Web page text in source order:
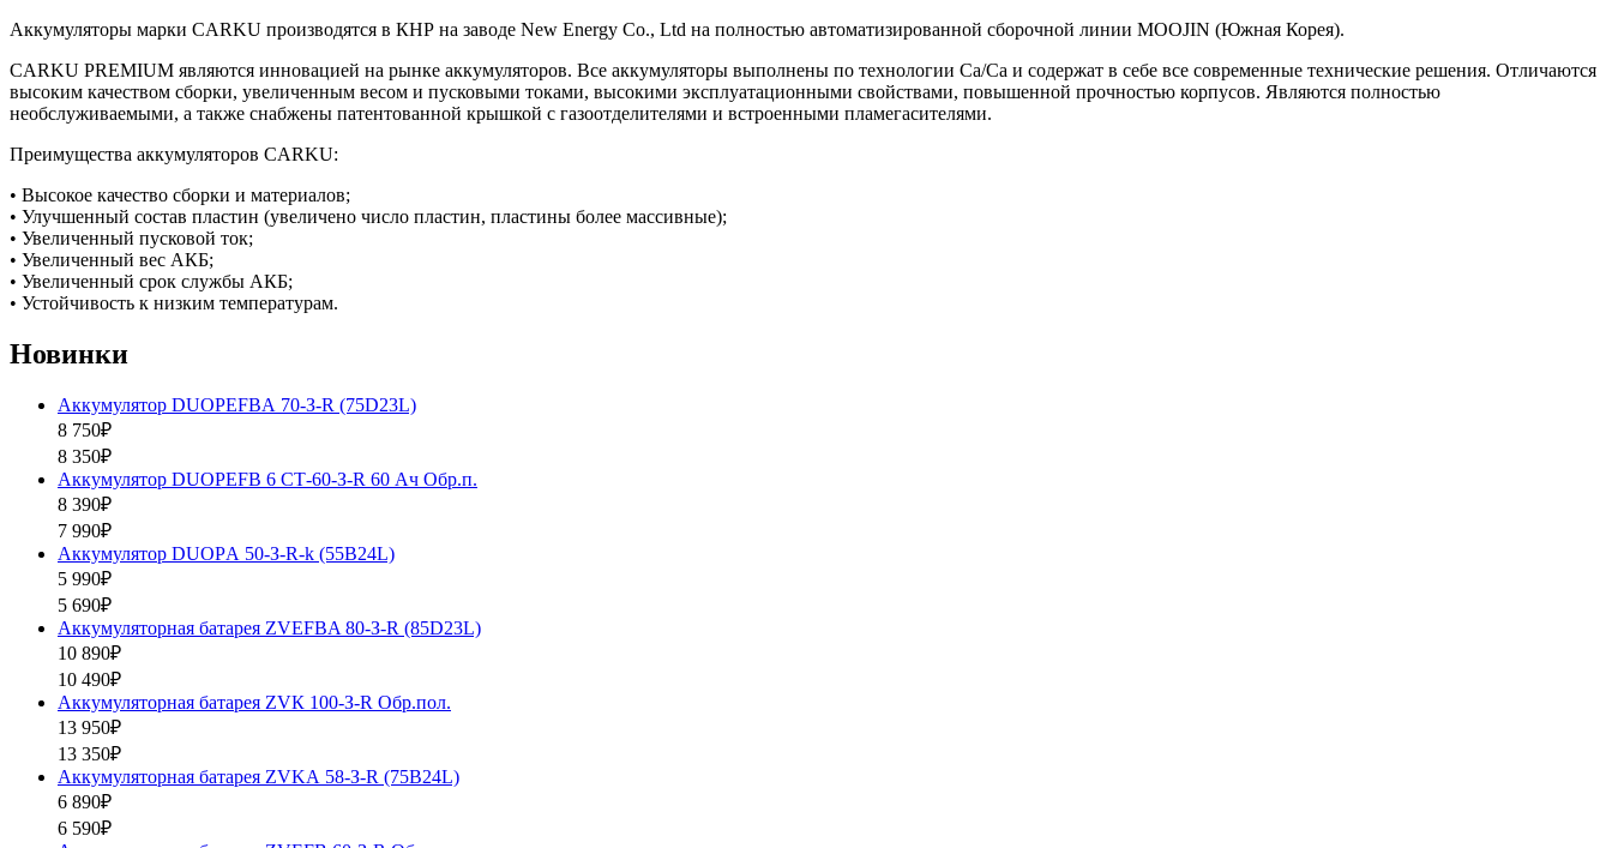
Аккумуляторы марки CARKU производятся в КНР на заводе New Energy Co., Ltd на полностью автоматизированной сборочной линии MOOJIN (Южная Корея).
CARKU PREMIUM являются инновацией на рынке аккумуляторов. Все аккумуляторы выполнены по технологии Са/Са и содержат в себе все современные технические решения. Отличаются
высоким качеством сборки, увеличенным весом и пусковыми токами, высокими эксплуатационными свойствами, повышенной прочностью корпусов. Являются полностью
необслуживаемыми, а также снабжены патентованной крышкой с газоотделителями и встроенными пламегасителями.
Преимущества аккумуляторов CARKU:
• Высокое качество сборки и материалов;
• Улучшенный состав пластин (увеличено число пластин, пластины более массивные);
• Увеличенный пусковой ток;
• Увеличенный вес АКБ;
• Увеличенный срок службы АКБ;
• Устойчивость к низким температурам.
Новинки
Аккумулятор DUOPEFBА 70-З-R (75D23L)
8 750₽
8 350₽
Аккумулятор DUOPEFB 6 СТ-60-З-R 60 Ач Обр.п.
8 390₽
7 990₽
Аккумулятор DUOPА 50-З-R-k (55B24L)
5 990₽
5 690₽
Аккумуляторная батарея ZVEFBA 80-З-R (85D23L)
10 890₽
10 490₽
Аккумуляторная батарея ZVК 100-З-R Обр.пол.
13 950₽
13 350₽
Аккумуляторная батарея ZVKА 58-З-R (75B24L)
6 890₽
6 590₽